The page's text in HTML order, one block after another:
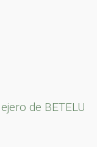
de BETELU